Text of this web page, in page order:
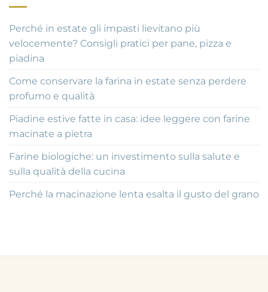
Perché in estate gli impasti lievitano più
velocemente? Consigli pratici per pane, pizza e
piadina
Come conservare la farina in estate senza perdere
profumo e qualità
Piadine estive fatte in casa: idee leggere con farine
macinate a pietra
Farine biologiche: un investimento sulla salute e
sulla qualità della cucina
Perché la macinazione lenta esalta il gusto del grano